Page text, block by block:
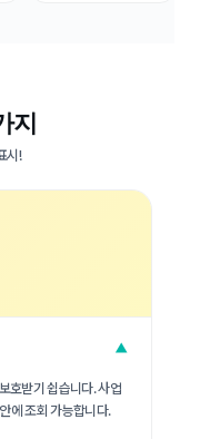
지
시!
▼
호받기 쉽습니다. 사업
에 조회 가능합니다.